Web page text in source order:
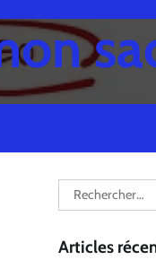
Rechercher :
Articles